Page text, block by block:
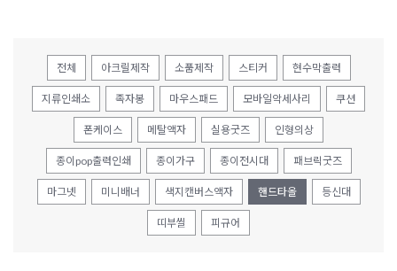
전체 아크릴제작 소품제작 스티커 현수막출력
지류인쇄소 족자봉 마우스패드 모바일악세사리 쿠션
폰케이스 메탈액자 실용굿즈 인형의상
종이pop출력인쇄 종이가구 종이전시대 패브릭굿즈
마그넷 미니배너 색지캔버스액자 핸드타올 등신대
띠부씰 피규어